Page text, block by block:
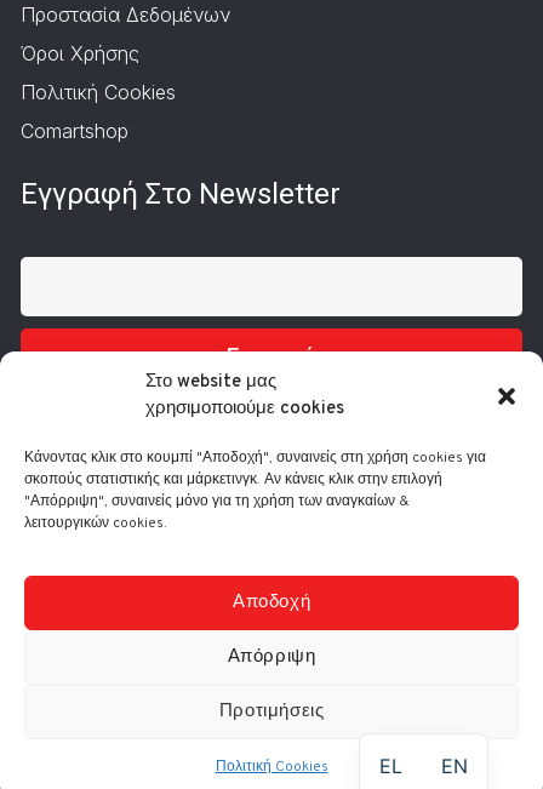
Στο website μας
χρησιμοποιούμε cookies
Κάνοντας κλικ στο κουμπί "Αποδοχή", συναινείς στη χρήση cookies για
σκοπούς στατιστικής και μάρκετινγκ. Αν κάνεις κλικ στην επιλογή
"Απόρριψη", συναινείς μόνο για τη χρήση των αναγκαίων &
λειτουργικών cookies.
Αποδοχή
Απόρριψη
Προτιμήσεις
Πολιτική Cookies
Προστασία Δεδομένων
Όροι Χρήσης
Πολιτική Cookies
Comartshop
Εγγραφή Στο Newsletter
Εγγραφή
Τηλ.: 210 3416200
Δευ - Παρ: 9:30 - 18:00
EL EN